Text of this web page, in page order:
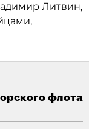
Литвин,
флота